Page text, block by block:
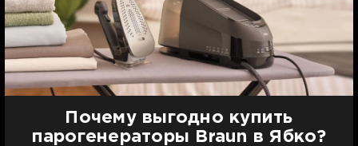
Почему выгодно купить
парогенераторы Braun в Ябко?